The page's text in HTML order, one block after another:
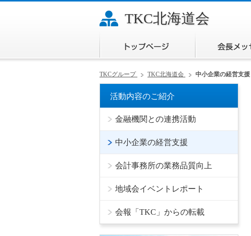
TKC北海道会
TKCグループ TKC北海道会 中小企業の経営支援
活動内容のご紹介
金融機関との連携活動
中小企業の経営支援
会計事務所の業務品質向上
地域会イベントレポート
会報「TKC」からの転載